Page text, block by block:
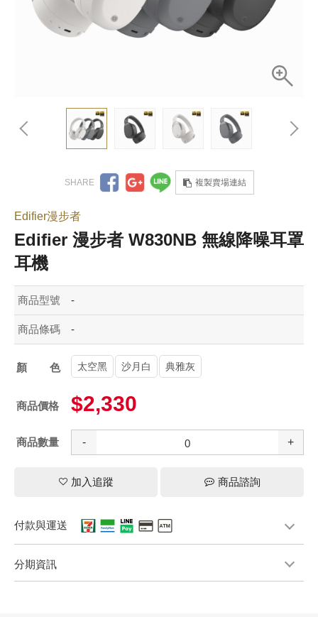
複製賣場連結
Edifier漫步者
Edifier 漫步者 W830NB 無線降噪耳罩
耳機
商品型號 -
商品條碼 -
顏色太空黑 沙月白 典雅灰
商品價格 $2,330
商品數量 - +
加入追蹤 商品諮詢
付款與運送
分期資訊